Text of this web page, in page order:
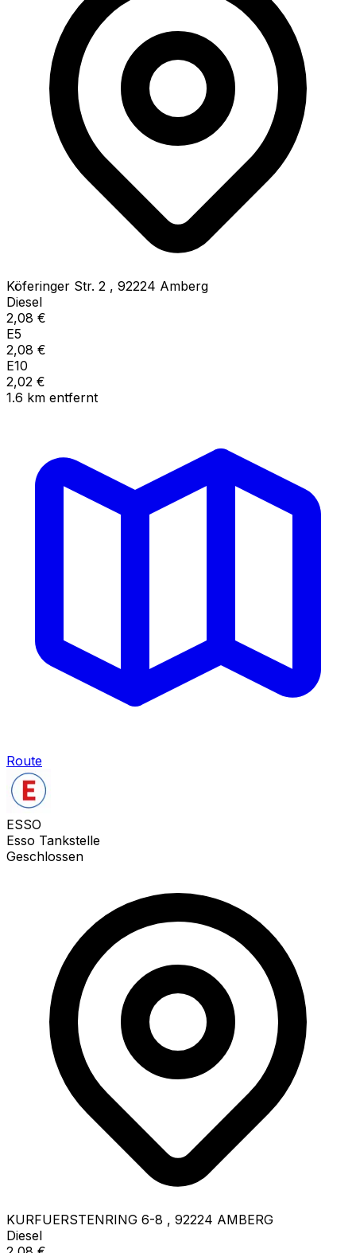
Köferinger Str. 2 , 92224 Amberg
Diesel
2,08 €
E5
2,08 €
E10
2,02 €
1.6 km entfernt
Route
ESSO
Esso Tankstelle
Geschlossen
KURFUERSTENRING 6-8 , 92224 AMBERG
Diesel